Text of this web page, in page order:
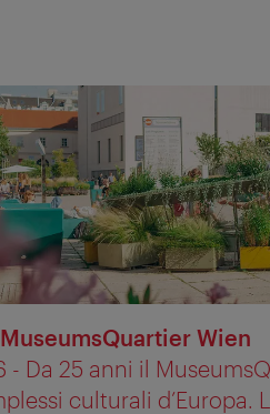
Wien
- Da 25 anni il
culturali d’Europa.